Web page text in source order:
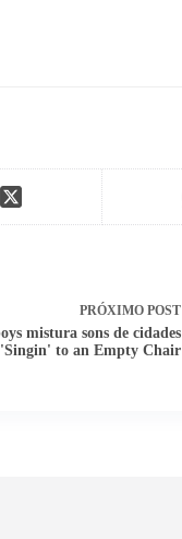
PRÓXIMO POST
mistura sons de cidades
to an Empty Chair